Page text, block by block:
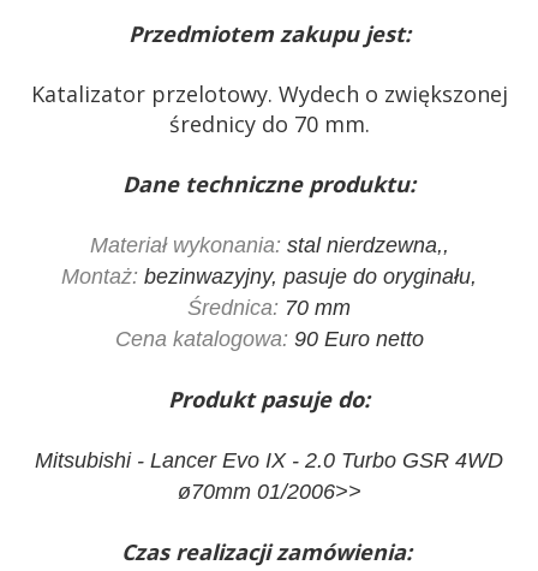
Przedmiotem zakupu jest:
Katalizator przelotowy. Wydech o zwiększonej
średnicy do 70 mm.
Dane techniczne produktu:
Materiał wykonania:stal nierdzewna,,
Montaż: bezinwazyjny, pasuje do oryginału,
Średnica: 70 mm
Cena katalogowa:90 Euro netto
Produkt pasuje do:
Mitsubishi - Lancer Evo IX - 2.0 Turbo GSR 4WD
ø70mm 01/2006>>
Czas realizacji zamówienia: